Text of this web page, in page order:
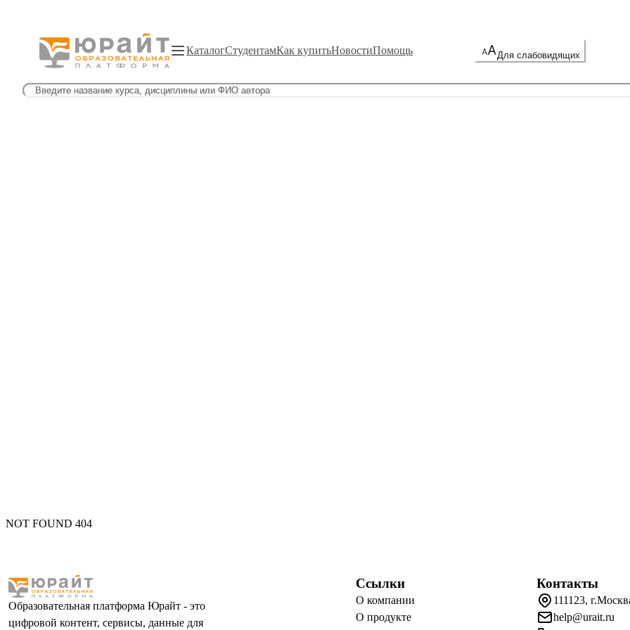
КаталогСтудентамКак купитьНовостиПомощь Для слабовидящих
NOT FOUND 404
Образовательная платформа Юрайт - это
цифровой контент, сервисы, данные для
Ссылки
О компании
О продукте
Контакты
111123,
help@urait.ru